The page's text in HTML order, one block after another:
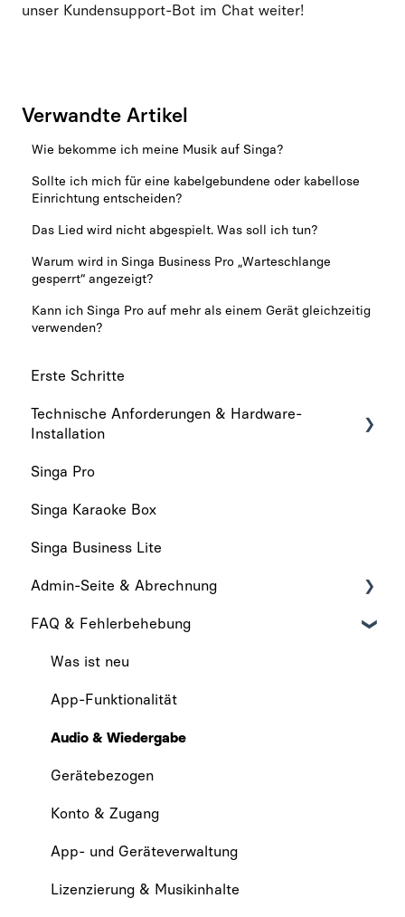
unser Kundensupport-Bot im Chat weiter!
Verwandte Artikel
Wie bekomme ich meine Musik auf Singa?
Sollte ich mich für eine kabelgebundene oder kabellose
Einrichtung entscheiden?
Das Lied wird nicht abgespielt. Was soll ich tun?
Warum wird in Singa Business Pro „Warteschlange
gesperrt“ angezeigt?
Kann ich Singa Pro auf mehr als einem Gerät gleichzeitig
verwenden?
Erste Schritte
Technische Anforderungen & Hardware-
Installation
Technische anforderungen
Hardware-Installation
Singa Pro
Singa Karaoke Box
Singa Business Lite
Admin-Seite & Abrechnung
Admin-Seite
Abrechnung
FAQ & Fehlerbehebung
Was ist neu
App-Funktionalität
Audio & Wiedergabe
Gerätebezogen
Konto & Zugang
App- und Geräteverwaltung
Lizenzierung & Musikinhalte